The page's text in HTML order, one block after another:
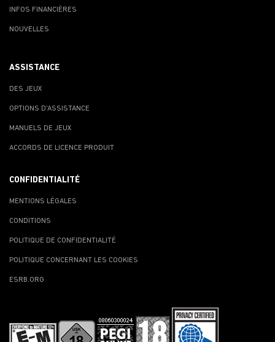
INFOS FINANCIÈRES
NOUVELLES
ASSISTANCE
DES JEUX
OPTIONS D'ASSISTANCE
MANUELS DE JEUX
ACCORDS DE LICENCE PRODUIT
CONFIDENTIALITÉ
MENTIONS LÉGALES
CONDITIONS
POLITIQUE DE CONFIDENTIALITÉ
POLITIQUE CONCERNANT LES COOKIES
ESRB.ORG